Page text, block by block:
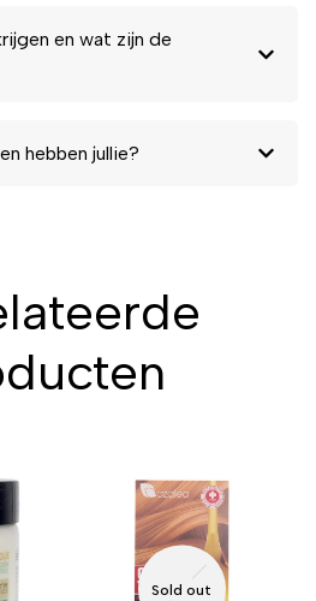
en wat zijn de
hebben jullie?
Sold out